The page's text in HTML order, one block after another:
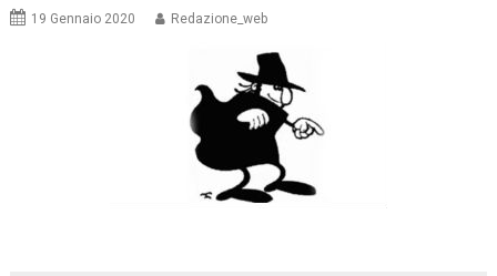
19 Gennaio 2020 Redazione_web